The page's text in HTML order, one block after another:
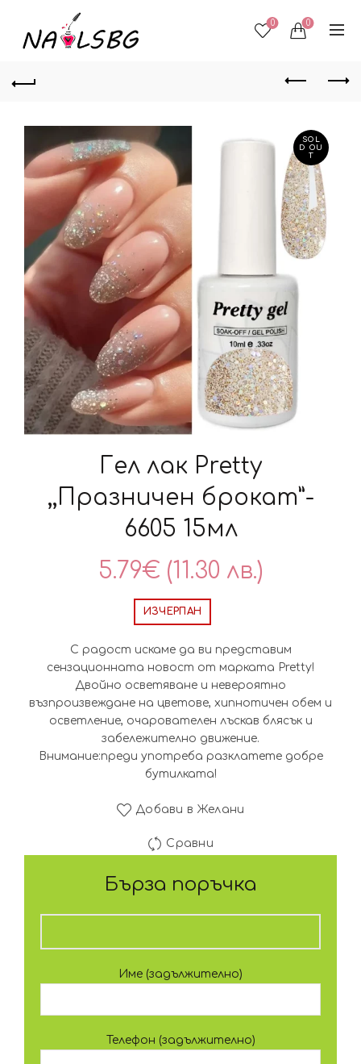
0 0
SOL
D OU
T
Гел лак Pretty
,,Празничен брокат”-
6605 15мл
5.79€ (11.30 лв.)
ИЗЧЕРПАН
С радост искаме да ви представим
сензационната новост от марката Pretty!
Двойно осветяване и невероятно
възпроизвеждане на цветове, хипнотичен обем и
осветление, очарователен лъскав блясък и
забележително движение.
Внимание:преди употреба разклатете добре
бутилката!
Добави в Желани
Сравни
Бърза поръчка
Име (задължително)
Телефон (задължително)